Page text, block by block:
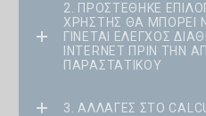
2. ΠΡΟΣΤΈΘΗΚΕ
ΧΡΉΣΤΗΣ ΘΑ ΜΠΟΡΕΊ
ΓΊΝΕΤΑΙ ΈΛΕΓΧΟΣ
INTERNET ΠΡΙΝ ΤΗΝ
ΠΑΡΑΣΤΑΤΙΚΟΎ
3. ΑΛΛΑΓΈΣ ΣΤΟ